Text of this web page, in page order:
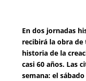
En dos jornadas
recibirá la obra
historia de la
casi 60 años. Las
semana: el